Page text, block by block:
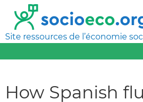
Site ressources de l’économie
How Spanish